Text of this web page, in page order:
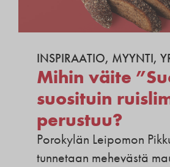
INSPIRAATIO, MYYNTI,
Mihin väite
suosituin
perustuu?
Porokylän Leipomon
tunnetaan mehevästä